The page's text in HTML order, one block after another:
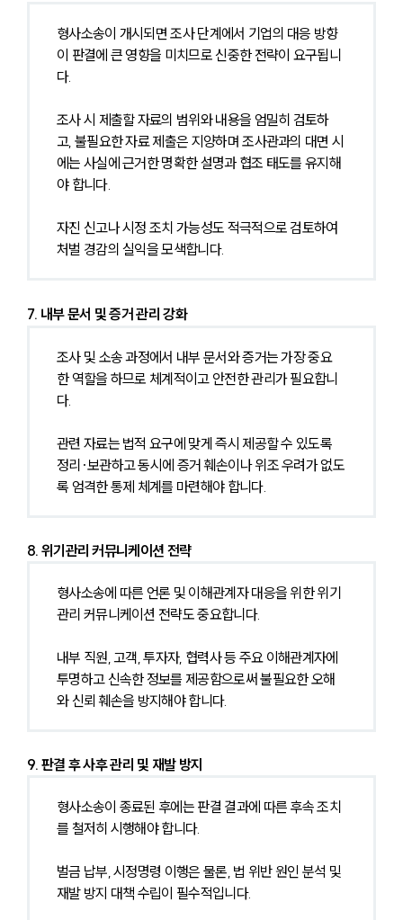
형사소송이 개시되면 조사 단계에서 기업의 대응 방향
이 판결에 큰 영향을 미치므로 신중한 전략이 요구됩니
다.
조사 시 제출할 자료의 범위와 내용을 엄밀히 검토하
고, 불필요한 자료 제출은 지양하며 조사관과의 대면 시
에는 사실에 근거한 명확한 설명과 협조 태도를 유지해
야 합니다.
자진 신고나 시정 조치 가능성도 적극적으로 검토하여
처벌 경감의 실익을 모색합니다.
7. 내부 문서 및 증거 관리 강화
조사 및 소송 과정에서 내부 문서와 증거는 가장 중요
한 역할을 하므로 체계적이고 안전한 관리가 필요합니
다.
관련 자료는 법적 요구에 맞게 즉시 제공할 수 있도록
정리·보관하고 동시에 증거 훼손이나 위조 우려가 없도
록 엄격한 통제 체계를 마련해야 합니다.
8. 위기관리 커뮤니케이션 전략
형사소송에 따른 언론 및 이해관계자 대응을 위한 위기
관리 커뮤니케이션 전략도 중요합니다.
내부 직원, 고객, 투자자, 협력사 등 주요 이해관계자에
투명하고 신속한 정보를 제공함으로써 불필요한 오해
와 신뢰 훼손을 방지해야 합니다.
9. 판결 후 사후 관리 및 재발 방지
형사소송이 종료된 후에는 판결 결과에 따른 후속 조치
를 철저히 시행해야 합니다.
벌금 납부, 시정명령 이행은 물론, 법 위반 원인 분석 및
재발 방지 대책 수립이 필수적입니다.